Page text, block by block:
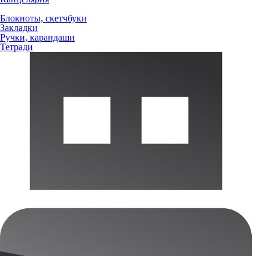
Блокноты, скетчбуки
Закладки
Ручки, карандаши
Тетради